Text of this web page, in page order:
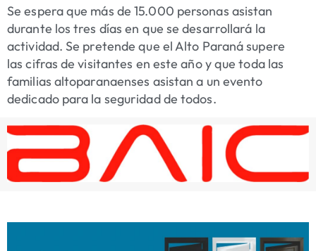
Se espera que más de 15.000 personas asistan
durante los tres días en que se desarrollará la
actividad. Se pretende que el Alto Paraná supere
las cifras de visitantes en este año y que toda las
familias altoparanaenses asistan a un evento
dedicado para la seguridad de todos.